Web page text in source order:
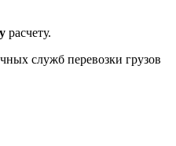
расчету.
служб перевозки грузов